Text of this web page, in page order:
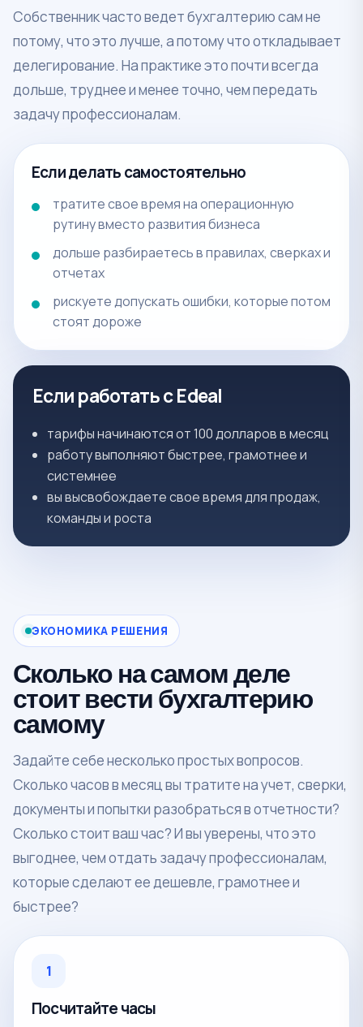
Собственник часто ведет бухгалтерию сам не
потому, что это лучше, а потому что откладывает
делегирование. На практике это почти всегда
дольше, труднее и менее точно, чем передать
задачу профессионалам.
Если делать самостоятельно
тратите свое время на операционную
рутину вместо развития бизнеса
дольше разбираетесь в правилах, сверках и
отчетах
рискуете допускать ошибки, которые потом
стоят дороже
Если работать с Edeal
тарифы начинаются от 100 долларов в месяц
работу выполняют быстрее, грамотнее и
системнее
вы высвобождаете свое время для продаж,
команды и роста
ЭКОНОМИКА РЕШЕНИЯ
Сколько на самом деле
стоит вести бухгалтерию
самому
Задайте себе несколько простых вопросов.
Сколько часов в месяц вы тратите на учет, сверки,
документы и попытки разобраться в отчетности?
Сколько стоит ваш час? И вы уверены, что это
выгоднее, чем отдать задачу профессионалам,
которые сделают ее дешевле, грамотнее и
быстрее?
1
Посчитайте часы